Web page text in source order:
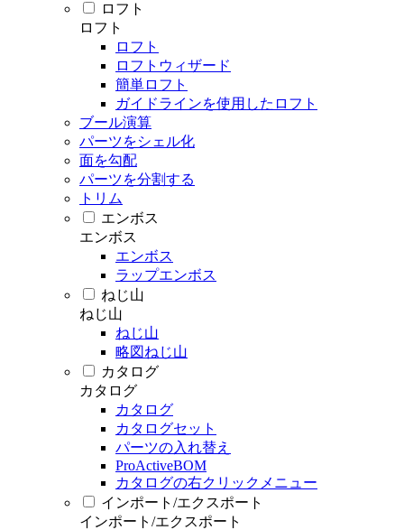
ロフト
ロフト
ロフト
ロフトウィザード
簡単ロフト
ガイドラインを使用したロフト
ブール演算
パーツをシェル化
面を勾配
パーツを分割する
トリム
エンボス
エンボス
エンボス
ラップエンボス
ねじ山
ねじ山
ねじ山
略図ねじ山
カタログ
カタログ
カタログ
カタログセット
パーツの入れ替え
ProActiveBOM
カタログの右クリックメニュー
インポート/エクスポート
インポート/エクスポート